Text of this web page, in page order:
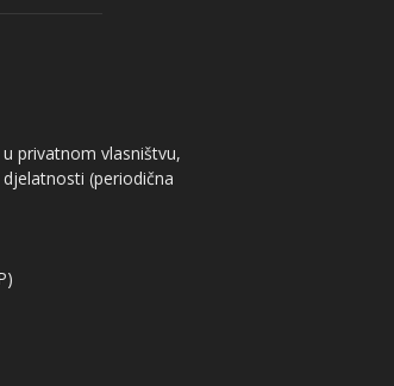
privatnom vlasništvu,
(periodična